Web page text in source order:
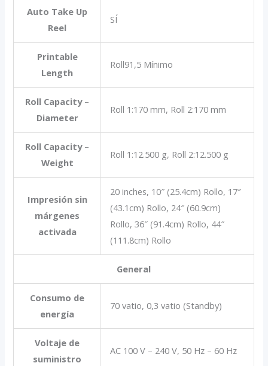
Auto Take Up
Reel
SÍ
Printable
Length
Roll91,5 Mínimo
Roll Capacity –
Diameter
Roll 1:170 mm, Roll 2:170 mm
Roll Capacity –
Weight
Roll 1:12.500 g, Roll 2:12.500 g
Impresión sin
márgenes
activada
20 inches, 10″ (25.4cm) Rollo, 17″
(43.1cm) Rollo, 24″ (60.9cm)
Rollo, 36″ (91.4cm) Rollo, 44″
(111.8cm) Rollo
General
Consumo de
energía
70 vatio, 0,3 vatio (Standby)
Voltaje de
suministro
AC 100 V – 240 V, 50 Hz – 60 Hz